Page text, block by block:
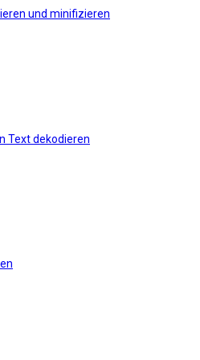
und minifizieren
Text dekodieren